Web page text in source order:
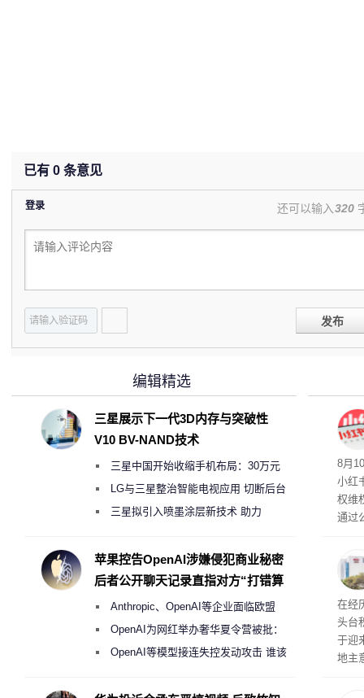
已有 0 条意见
登录 还可以输入320
发布
遇
8月
小红
权维
通过
在经
头台
于迎
地主
编辑精选
三星展示下一代3D内存与突破性
V10 BV-NAND技术
三星中国开始收缩手机布局：30万元
月销售额不达标门店 将被逐步清退
LG与三星整治智能电视应用 切断后台
偷偷共享带宽的违规行为
三星拟引入喷墨涂层新技术 助力
度
苹果控告OpenAI涉嫌侵犯商业秘密
后者公开聊天记录直指对方“打错算
Anthropic、OpenAI等企业面临欧盟
《人工智能法案》全新执法权限审查
OpenAI为网红举办奢华夏令营被批：
2000美元一晚 遭讽“反乌托邦”
OpenAI等模型接连失控发动攻击 谁该